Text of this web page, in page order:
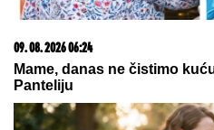
SRBIJA NA
najugroženiji